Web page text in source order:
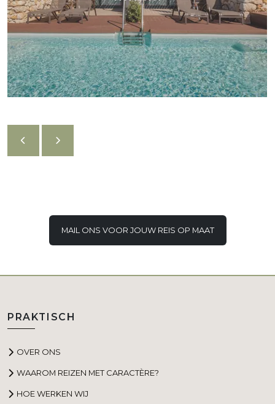
MAIL ONS VOOR JOUW REIS OP MAAT
PRAKTISCH
OVER ONS
WAAROM REIZEN MET CARACTÈRE?
HOE WERKEN WIJ